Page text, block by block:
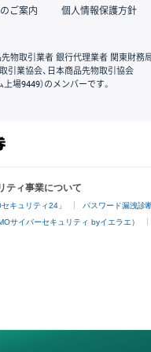
ご案内 個人情報保護方針
物取引業者 銀行代理業者 関東財務
引業協会、日本商品先物取引協会
場9449）のメンバーです。
ティ事業について
キュリティ24」 パスワード漏洩診
サイバーセキュリティ byイエラエ）